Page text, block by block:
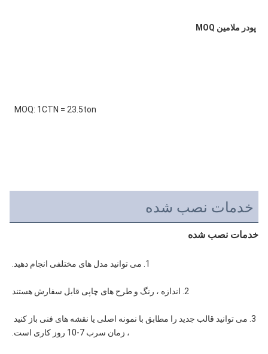
پودر ملامین MOQ
MOQ: 1CTN = 23.5ton
خدمات نصب شده
خدمات نصب شده
1. می توانید مدل های مختلفی انجام دهید.
2. اندازه ، رنگ و طرح های چاپی قابل سفارش هستند
، زمان سرب 7-10 روز کاری است.